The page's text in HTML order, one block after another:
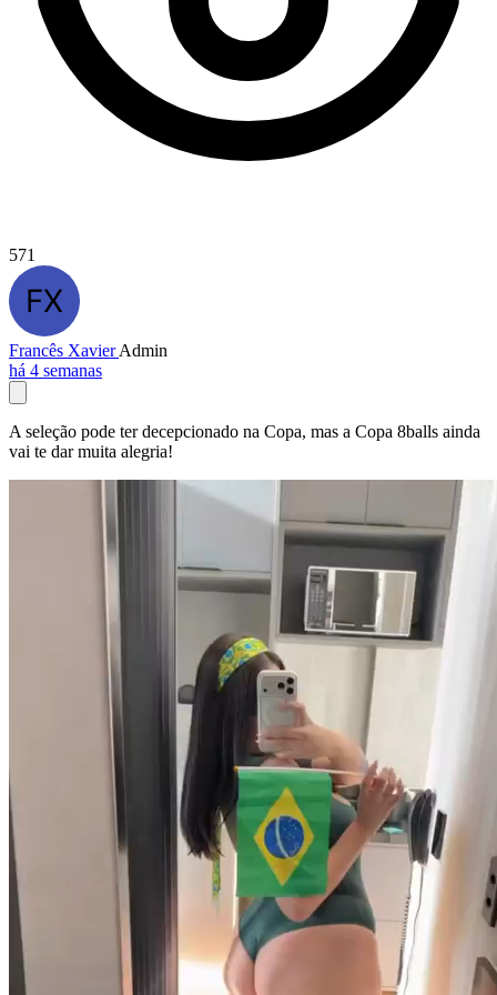
571
Francês XavierAdmin
há 4 semanas
A seleção pode ter decepcionado na Copa, mas a Copa 8balls ainda
vai te dar muita alegria!